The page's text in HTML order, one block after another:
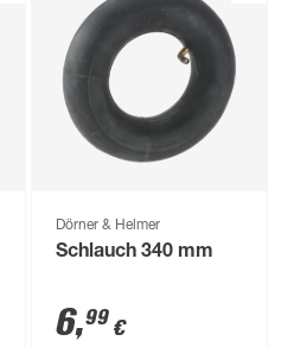
Dörner & Helmer
Schlauch 340 mm
6,99 €